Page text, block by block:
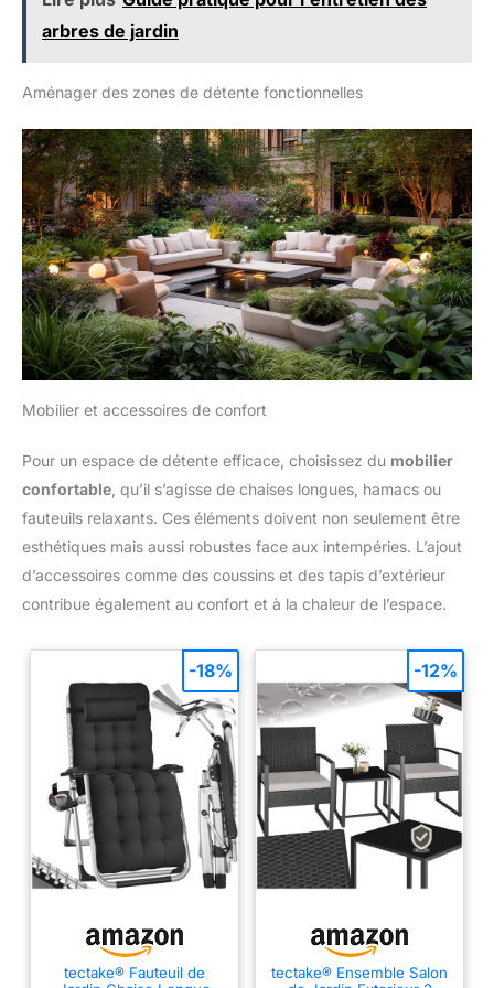
utilisation en extérieur.
arbres de jardin
Aménager des zones de détente fonctionnelles
Mobilier et accessoires de confort
Pour un espace de détente efficace, choisissez du mobilier
confortable , qu’il s’agisse de chaises longues, hamacs ou
fauteuils relaxants. Ces éléments doivent non seulement être
esthétiques mais aussi robustes face aux intempéries. L’ajout
d’accessoires comme des coussins et des tapis d’extérieur
contribue également au confort et à la chaleur de l’espace.
tectake® Fauteuil de
-18%
tectake® Ensemble Salon
-12%